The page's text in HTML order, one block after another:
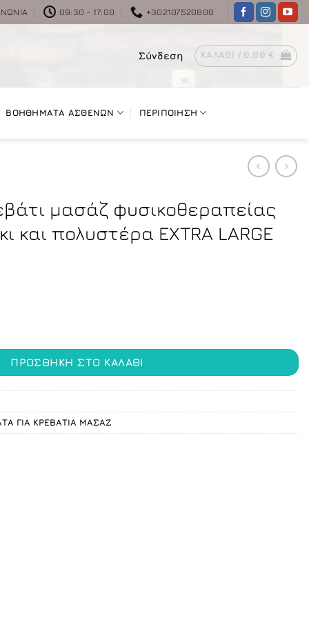
09:30 - 17:00 +302107520800
Σύνδεση ΚΑΛΆΘΙ / 0.00 €
ΒΟΗΘΗΜΑΤΑ ΑΣΘΕΝΩΝ ΠΕΡΙΠΟΙΗΣΗ
μασάζ φυσικοθεραπείας
πολυστέρα EXTRA LARGE
ΠΡΟΣΘΉΚΗ ΣΤΟ ΚΑΛΆΘΙ
ΓΙΑ ΚΡΕΒΑΤΙΑ ΜΑΣΑΖ